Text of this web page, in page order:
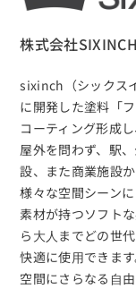
株式会社
sixinch（シックス
に開発した塗料「
コーティング形成
屋外を問わず、駅
設、また商業施設
様々な空間シーン
素材が持つソフト
ら⼤⼈までどの世
快適に使⽤できます
空間にさらなる⾃